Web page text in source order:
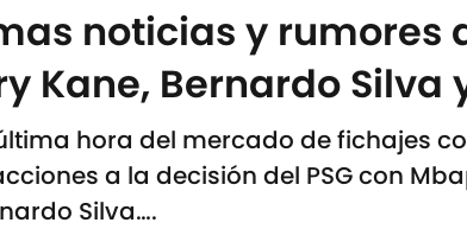
noticias y rumores
Kane, Bernardo Silva
hora del mercado de fichajes
a la decisión del PSG con
Silva….